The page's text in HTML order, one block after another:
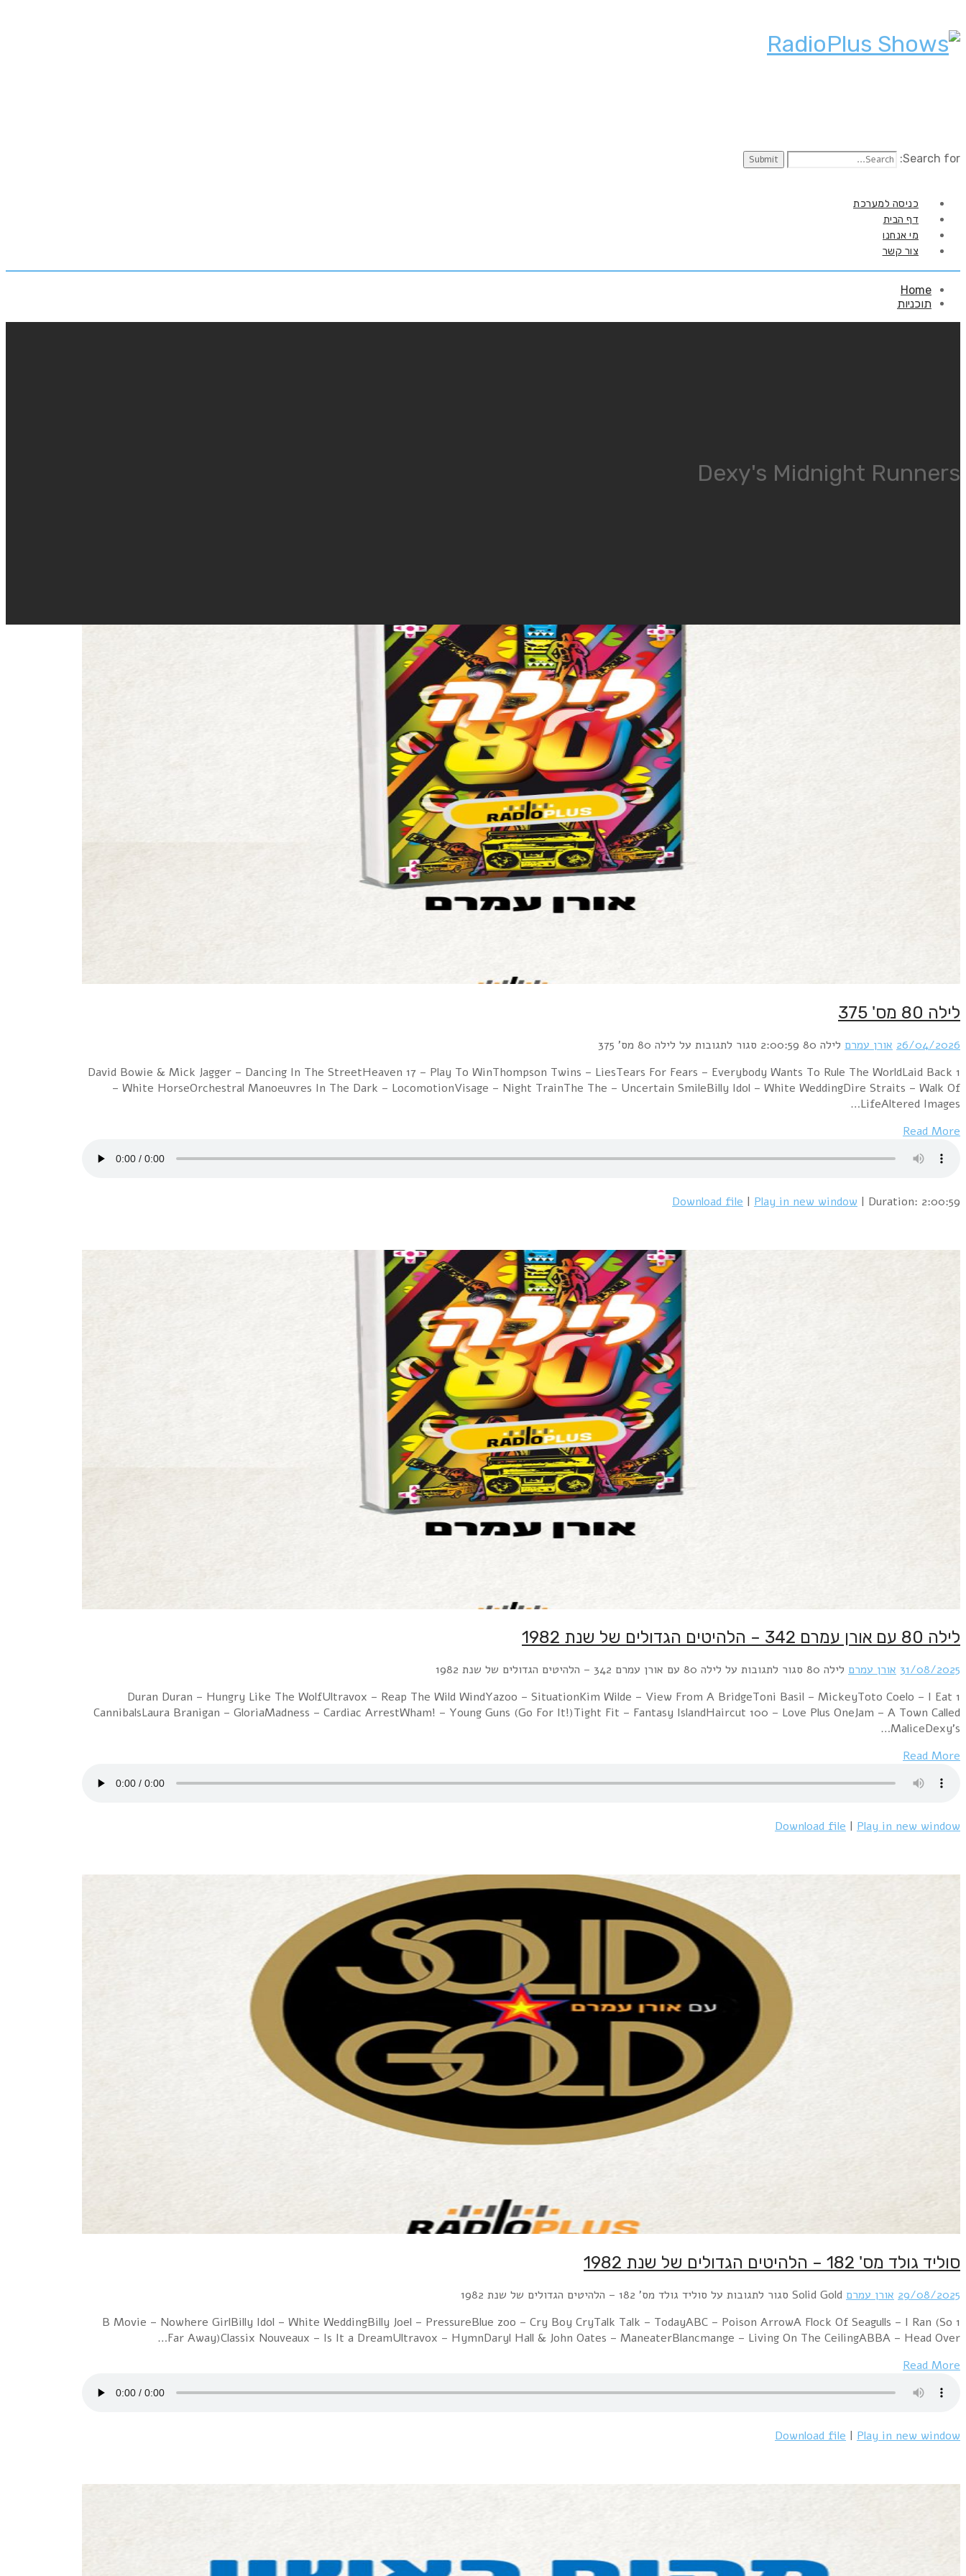
Search for:
כניסה למערכת
דף הבית
מי אנחנו
צור קשר
Home
תוכניות
Dexy's Midnight Runners
לילה 80 מס' 375
26/04/2026 אורן עמרם לילה 80 2:00:59 סגור לתגובות על לילה 80 מס' 375
1 David Bowie & Mick Jagger – Dancing In The StreetHeaven 17 – Play To WinThompson Twins – LiesTears For Fears – Everybody Wants To Rule The WorldLaid Back
– White HorseOrchestral Manoeuvres In The Dark – LocomotionVisage – Night TrainThe The – Uncertain SmileBilly Idol – White WeddingDire Straits – Walk Of
LifeAltered Images…
Read More
Download file | Play in new window | Duration: 2:00:59
לילה 80 עם אורן עמרם 342 – הלהיטים הגדולים של שנת 1982
31/08/2025 אורן עמרם לילה 80 סגור לתגובות על לילה 80 עם אורן עמרם 342 – הלהיטים הגדולים של שנת 1982
1 Duran Duran – Hungry Like The WolfUltravox – Reap The Wild WindYazoo – SituationKim Wilde – View From A BridgeToni Basil – MickeyToto Coelo – I Eat
CannibalsLaura Branigan – GloriaMadness – Cardiac ArrestWham! – Young Guns (Go For It!)Tight Fit – Fantasy IslandHaircut 100 – Love Plus OneJam – A Town Called
MaliceDexy's…
Read More
Download file | Play in new window
סוליד גולד מס' 182 – הלהיטים הגדולים של שנת 1982
29/08/2025 אורן עמרם Solid Gold סגור לתגובות על סוליד גולד מס' 182 – הלהיטים הגדולים של שנת 1982
1 B Movie – Nowhere GirlBilly Idol – White WeddingBilly Joel – PressureBlue zoo – Cry Boy CryTalk Talk – TodayABC – Poison ArrowA Flock Of Seagulls – I Ran (So
Far Away)Classix Nouveaux – Is It a DreamUltravox – HymnDaryl Hall & John Oates – ManeaterBlancmange – Living On The CeilingABBA – Head Over…
Read More
Download file | Play in new window